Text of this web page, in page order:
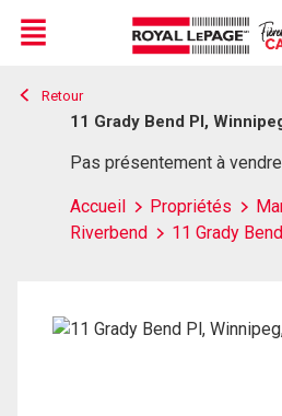
Live
En Direct
Menu
Retour
11 Grady Bend Pl,
Pas présentement à
Accueil Propriétés
Riverbend
11 Grady